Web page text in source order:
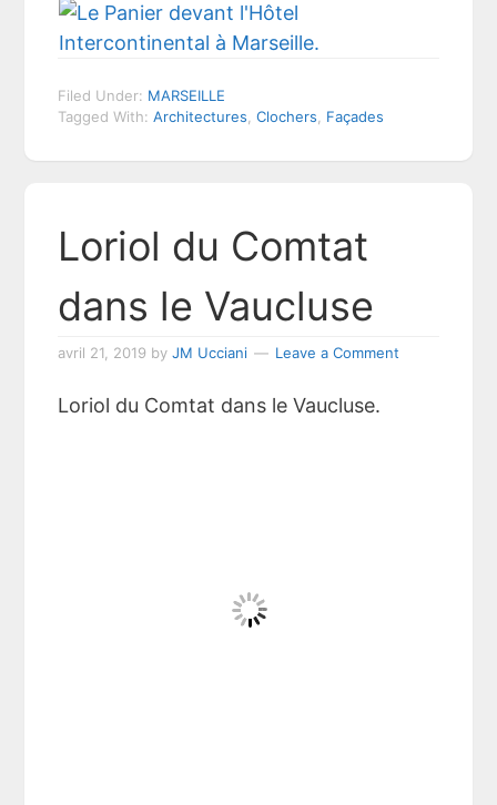
Filed Under: MARSEILLE
Tagged With:Architectures ,Clochers Façades
Loriol du Comtat
dans le Vaucluse
avril 21, 2019 byJM Ucciani Leave a Comment
Loriol du Comtat dans le Vaucluse.